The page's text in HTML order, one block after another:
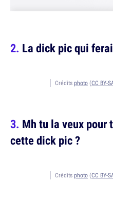
La dick pic qui
Crédits photo (CC BY-
Mh tu la veux
cette dick pic ?
Crédits photo (CC BY-